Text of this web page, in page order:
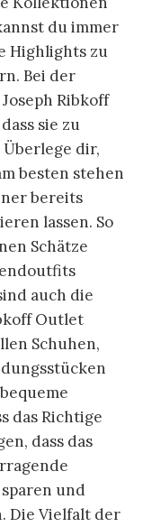
du immer
Highlights zu
Bei der
Ribkoff
sie zu
dir,
besten stehen
bereits
lassen. So
Schätze
auch die
Outlet
Schuhen,
das Richtige
dass das
und
Die Vielfalt der